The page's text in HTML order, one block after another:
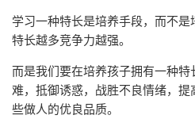
学习一种特长是培养手段，而不
特长越多竞争力越强。
而是我们要在培养孩子拥有一种
难，抵御诱惑，战胜不良情绪，
些做人的优良品质。